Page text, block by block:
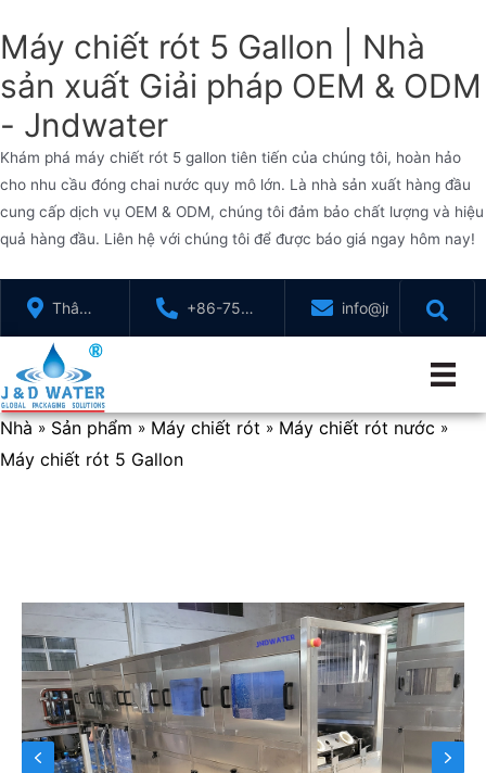
Máy chiết rót 5 Gallon | Nhà
sản xuất Giải pháp OEM & ODM
- Jndwater
Khám phá máy chiết rót 5 gallon tiên tiến của chúng tôi, hoàn hảo
cho nhu cầu đóng chai nước quy mô lớn. Là nhà sản xuất hàng đầu
cung cấp dịch vụ OEM & ODM, chúng tôi đảm bảo chất lượng và hiệu
quả hàng đầu. Liên hệ với chúng tôi để được báo giá ngay hôm nay!
dung
Thâm
Quyến,
Quảng
Đông,
Trung
Quốc
+86-755-
88321071
info@jndwater.com
Nhà » Sản phẩm » Máy chiết rót » Máy chiết rót nước »
Máy chiết rót 5 Gallon